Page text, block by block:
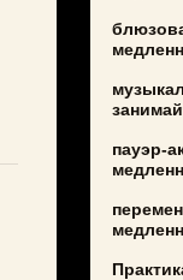
пауэр-